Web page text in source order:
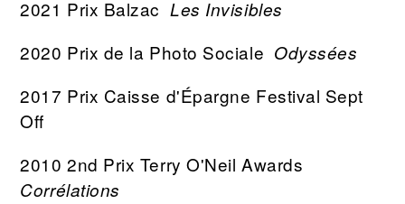
2021 Prix BalzacLes Invisibles
2020 Prix de la Photo Sociale Odyssées
2017 Prix Caisse d'Épargne Festival Sept
Off
2010 2nd Prix Terry O'Neil Awards
Corrélations